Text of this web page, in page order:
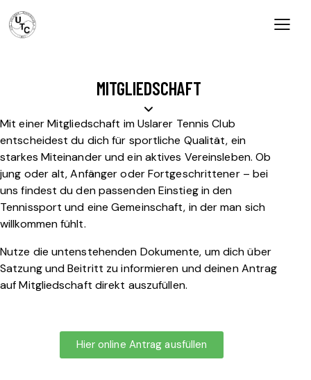
MITGLIEDSCHAFT
Mit einer Mitgliedschaft im Uslarer Tennis Club
entscheidest du dich für sportliche Qualität, ein
starkes Miteinander und ein aktives Vereinsleben. Ob
jung oder alt, Anfänger oder Fortgeschrittener – bei
uns findest du den passenden Einstieg in den
Tennissport und eine Gemeinschaft, in der man sich
willkommen fühlt.
Nutze die untenstehenden Dokumente, um dich über
Satzung und Beitritt zu informieren und deinen Antrag
auf Mitgliedschaft direkt auszufüllen.
Hier online Antrag ausfüllen